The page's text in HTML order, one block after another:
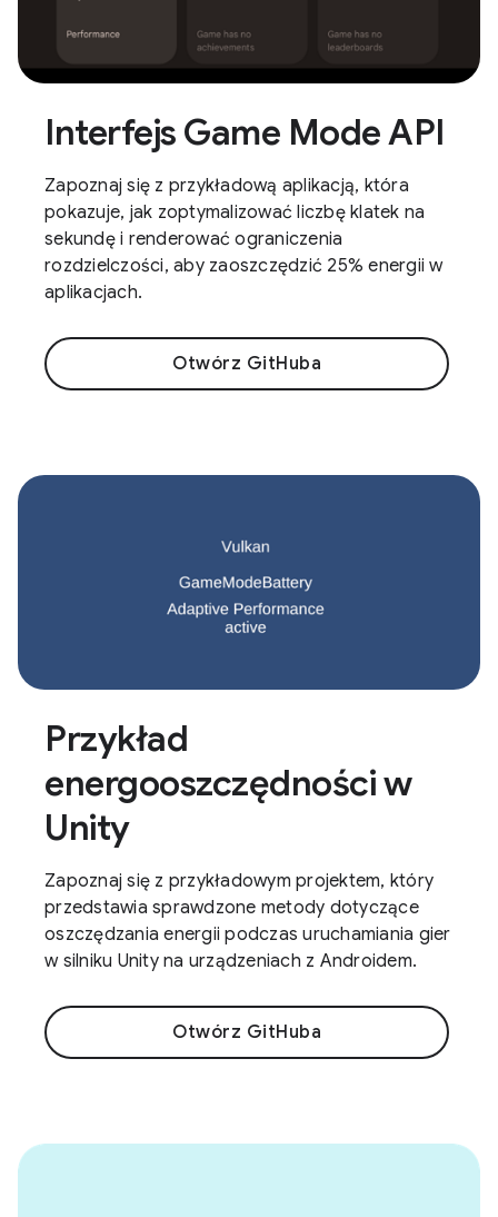
Interfejs Game Mode API
Zapoznaj się z przykładową aplikacją, która
pokazuje, jak zoptymalizować liczbę klatek na
sekundę i renderować ograniczenia
rozdzielczości, aby zaoszczędzić 25% energii w
aplikacjach.
Otwórz GitHuba
Przykład
energooszczędności w
Unity
Zapoznaj się z przykładowym projektem, który
przedstawia sprawdzone metody dotyczące
oszczędzania energii podczas uruchamiania gier
w silniku Unity na urządzeniach z Androidem.
Otwórz GitHuba